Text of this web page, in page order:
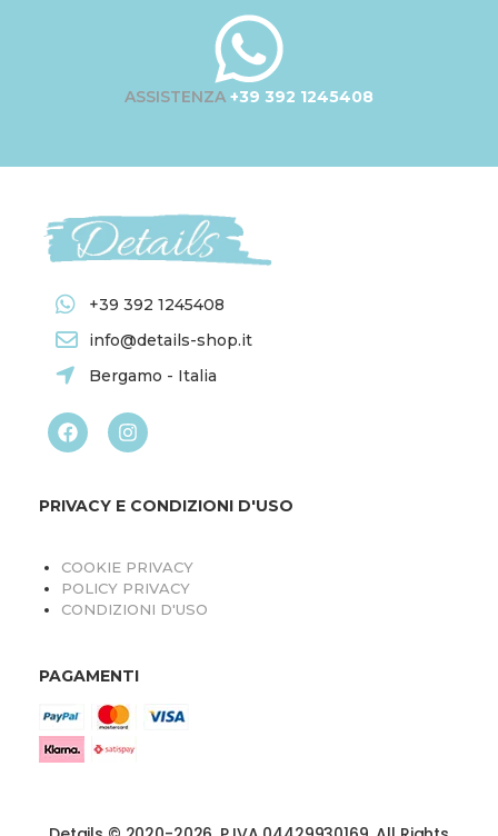
ASSISTENZA +39 392 1245408
+39 392 1245408
info@details-shop.it
Bergamo - Italia
PRIVACY E CONDIZIONI D'USO
COOKIE PRIVACY
POLICY PRIVACY
CONDIZIONI D'USO
PAGAMENTI